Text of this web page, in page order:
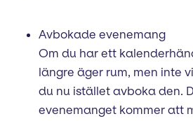
Avbokade evenemang
Om du har ett
längre äger rum, men inte
du nu istället avboka den.
evenemanget kommer att